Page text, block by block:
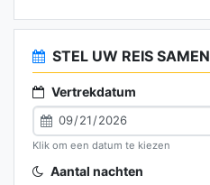
STEL UW REIS SAMEN
Vertrekdatum
Klik om een datum te kiezen
Aantal nachten